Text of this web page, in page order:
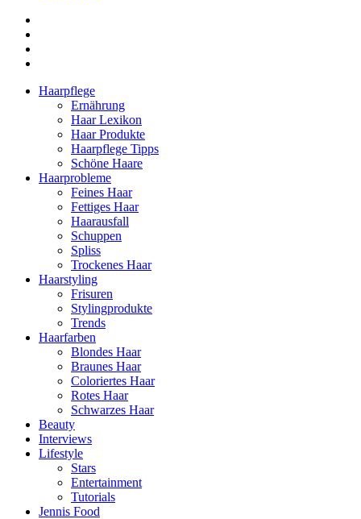
Haarpflege
Ernährung
Haar Lexikon
Haar Produkte
Haarpflege Tipps
Schöne Haare
Haarprobleme
Feines Haar
Fettiges Haar
Haarausfall
Schuppen
Spliss
Trockenes Haar
Haarstyling
Frisuren
Stylingprodukte
Trends
Haarfarben
Blondes Haar
Braunes Haar
Coloriertes Haar
Rotes Haar
Schwarzes Haar
Beauty
Interviews
Lifestyle
Stars
Entertainment
Tutorials
Jennis Food